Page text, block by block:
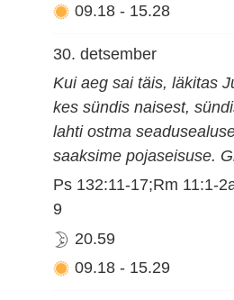
09.18 - 15.28
30. detsember
Kui aeg sai täis, läkitas
kes sündis naisest,
lahti ostma
saaksime pojaseisuse.
Ps 132:11-17;Rm 11:1-
9
20.59
09.18 - 15.29